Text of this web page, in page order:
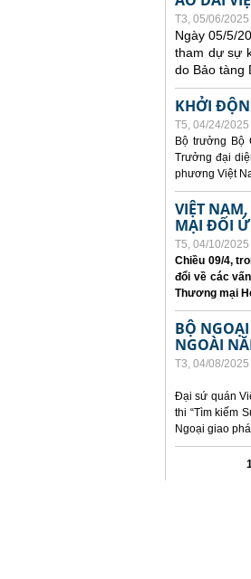
T3, 05/06/2025
Ngày 05/5/
tham dự sự
do Bảo tàng
KHỞI
T5, 04/24/2025
Bộ trưởng Bộ
Trưởng đại
phương Việt
VIỆT
MẠI ĐỐI
T5, 04/10/2025
Chiều 09/4,
đổi về các
Thương mại
BỘ
NGOÀI
T3, 04/08/2025
Đại sứ quán
thi “Tìm kiếm
Ngoại giao